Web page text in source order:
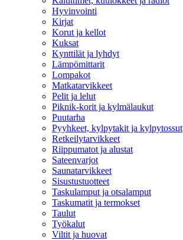
Hyvinvointi
Kirjat
Korut ja kellot
Kuksat
Kynttilät ja lyhdyt
Lämpömittarit
Lompakot
Matkatarvikkeet
Pelit ja lelut
Piknik-korit ja kylmälaukut
Puutarha
Pyyhkeet, kylpytakit ja kylpytossut
Retkeilytarvikkeet
Riippumatot ja alustat
Sateenvarjot
Saunatarvikkeet
Sisustustuotteet
Taskulamput ja otsalamput
Taskumatit ja termokset
Taulut
Työkalut
Viltit ja huovat